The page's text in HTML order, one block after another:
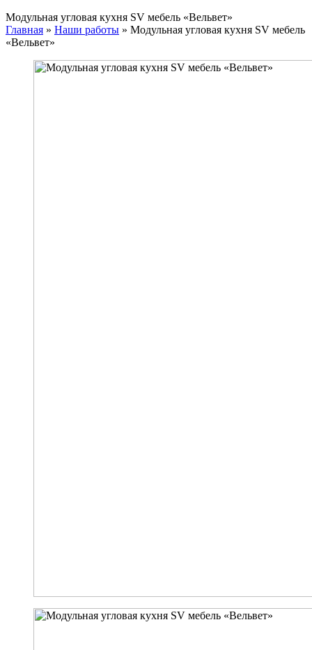
Модульная угловая кухня SV мебель «Вельвет»
Главная » Наши работы » Модульная угловая кухня SV мебель
«Вельвет»